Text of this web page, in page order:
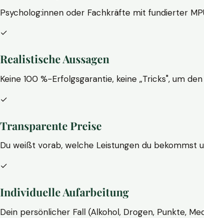
Psycholog:innen oder Fachkräfte mit fundierter
✓
Realistische Aussagen
Keine 100 %-Erfolgsgarantie, keine „Tricks", um
✓
Transparente Preise
Du weißt vorab, welche Leistungen du bekommst
✓
Individuelle Aufarbeitung
Dein persönlicher Fall (Alkohol, Drogen, Punkte,